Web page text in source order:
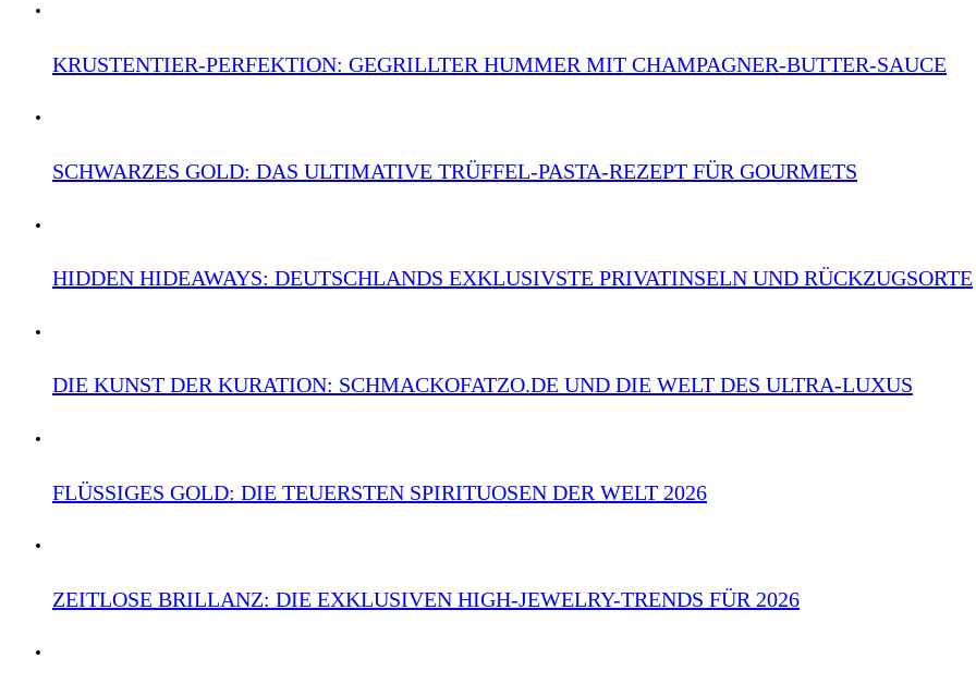
KRUSTENTIER-PERFEKTION: GEGRILLTER HUMMER MIT CHAMPAGNER-BUTTER-SAUCE
SCHWARZES GOLD: DAS ULTIMATIVE TRÜFFEL-PASTA-REZEPT FÜR GOURMETS
HIDDEN HIDEAWAYS: DEUTSCHLANDS EXKLUSIVSTE PRIVATINSELN UND RÜCKZUGSORTE
DIE KUNST DER KURATION: SCHMACKOFATZO.DE UND DIE WELT DES ULTRA-LUXUS
FLÜSSIGES GOLD: DIE TEUERSTEN SPIRITUOSEN DER WELT 2026
ZEITLOSE BRILLANZ: DIE EXKLUSIVEN HIGH-JEWELRY-TRENDS FÜR 2026